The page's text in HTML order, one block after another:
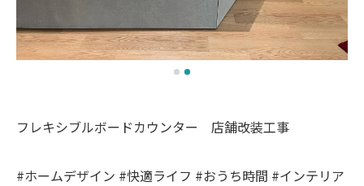
フレキシブルボードカウンター 店舗改装工事
#ホームデザイン #快適ライフ #おうち時間 #インテリア